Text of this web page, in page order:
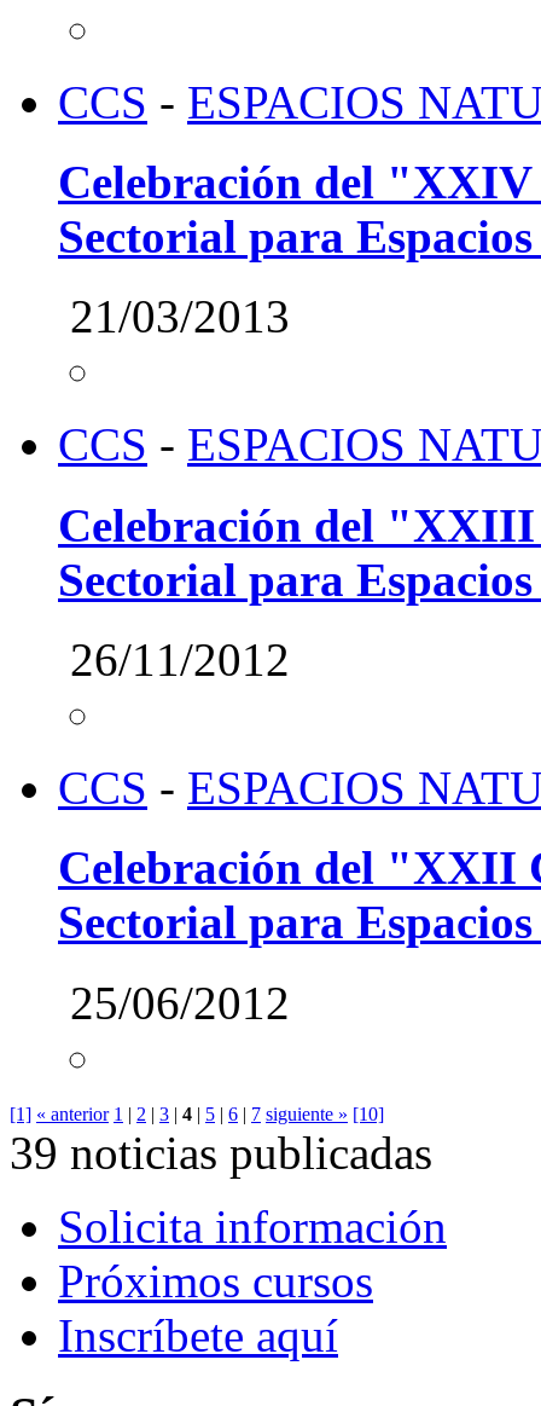
CCS - ESPACIOS
Celebración del
Sectorial para
21/03/2013
CCS - ESPACIOS
Celebración del
Sectorial para
26/11/2012
CCS - ESPACIOS
Celebración del "XXII
Sectorial para
25/06/2012
[1] « anterior 1 | 2 | 3 | 4 | 5 | 6 | 7 siguiente » [10]
39 noticias publicadas
Solicita información
Próximos cursos
Inscríbete aquí